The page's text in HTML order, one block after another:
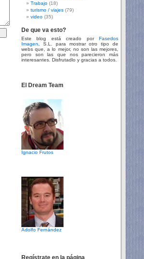
Trabajo (18)
turismo / viajes (79)
video (35)
De que va esto?
Este blog está creado por Fasedos
Imagen , S.L. para mostrar otro tipo de
webs que, a lo mejor, no son las mejores,
pero son las que nos parecieron más
interesantes. Disfrutadlo y gracias a todos.
El Dream Team
Ignacio Frutos
Adolfo Fernández
Regístrate en la página